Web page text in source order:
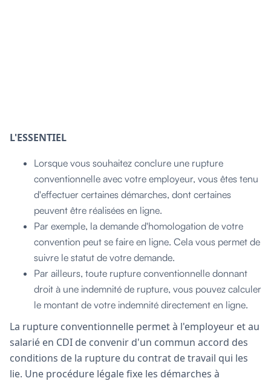
L'ESSENTIEL
Lorsque vous souhaitez conclure une rupture
conventionnelle avec votre employeur, vous êtes tenu
d'effectuer certaines démarches, dont certaines
peuvent être réalisées en ligne.
Par exemple, la demande d'homologation de votre
convention peut se faire en ligne. Cela vous permet de
suivre le statut de votre demande.
Par ailleurs, toute rupture conventionnelle donnant
droit à une indemnité de rupture, vous pouvez calculer
le montant de votre indemnité directement en ligne.
La rupture conventionnelle permet à l'employeur et au
salarié en CDI de convenir d'un commun accord des
conditions de la rupture du contrat de travail qui les
lie. Une procédure légale fixe les démarches à